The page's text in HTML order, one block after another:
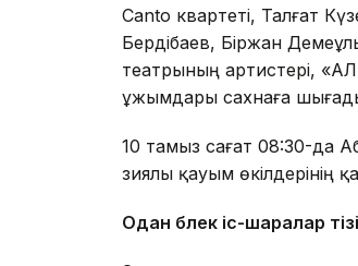
Canto квартеті, Талғат
Бердібаев, Біржан
театрының артистері,
ұжымдары сахнаға
10 тамыз сағат 08:30-да
зиялы қауым өкілдерінің
Одан бөлек іс-шаралар